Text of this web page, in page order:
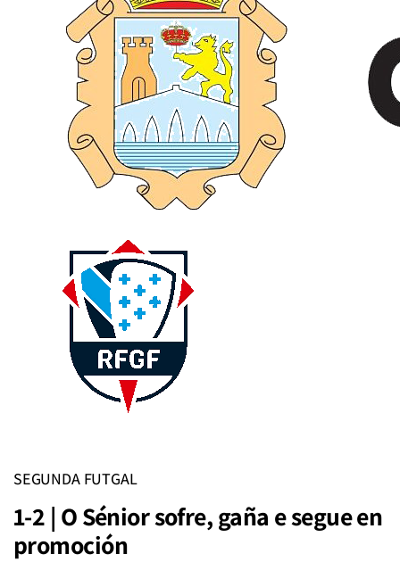
SEGUNDA FUTGAL
1-2 | O Sénior sofre, gaña e segue en
promoción